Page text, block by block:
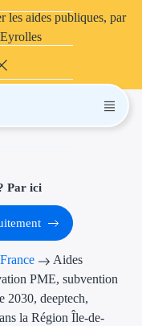
les aides publiques, par
Projets finançables
Aides à
Aides
Thématiques
Financement
Transition
Par ici
Aides
PME, subvention
2030, deeptech,
la Région Île-de-